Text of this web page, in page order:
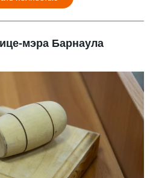
мэра Барнаула